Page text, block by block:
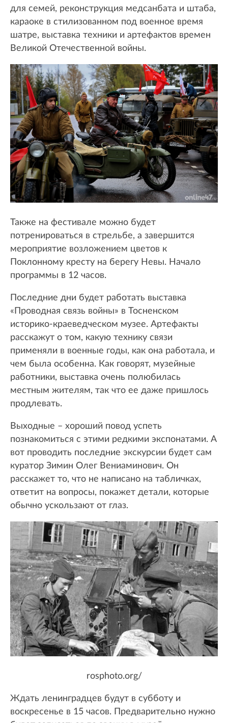
для семей, реконструкция медсанбата и штаба,
караоке в стилизованном под военное время
шатре, выставка техники и артефактов времен
Великой Отечественной войны.
Также на фестивале можно будет
потренироваться в стрельбе, а завершится
мероприятие возложением цветов к
Поклонному кресту на берегу Невы. Начало
программы в 12 часов.
Последние дни будет работать выставка
«Проводная связь войны» в Тосненском
историко-краеведческом музее. Артефакты
расскажут о том, какую технику связи
применяли в военные годы, как она работала, и
чем была особенна. Как говорят, музейные
работники, выставка очень полюбилась
местным жителям, так что ее даже пришлось
продлевать.
Выходные – хороший повод успеть
познакомиться с этими редкими экспонатами. А
вот проводить последние экскурсии будет сам
куратор Зимин Олег Вениаминович. Он
расскажет то, что не написано на табличках,
ответит на вопросы, покажет детали, которые
обычно ускользают от глаз.
rosphoto.org/
Ждать ленинградцев будут в субботу и
воскресенье в 15 часов. Предварительно нужно